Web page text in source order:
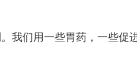
我们用一些胃药，一些促